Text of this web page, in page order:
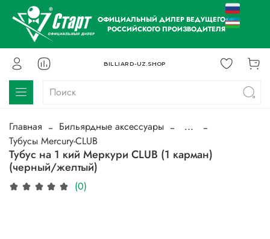
ОФИЦИАЛЬНЫЙ ДИЛЕР ВЕДУЩЕГО
РОССИЙСКОГО ПРОИЗВОДИТЕЛЯ
BILLIARD-UZ.SHOP
Главная Бильярдные аксессуары
...
Тубусы Mercury-CLUB
Тубус на 1 кий Меркури CLUB (1 карман)
(черный/желтый)
(0)